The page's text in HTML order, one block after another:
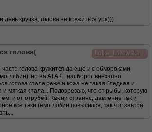
день круиза, голова не кружиться ура)))
Lolka_Lozowska
голова(
голова кружится да еще и с обмороками
но на АТАКЕ наоборот внезапно
голова стала реже и кожа не такая бледная и
и мягкая стала... Подозреваю, что от рыбы, которую
и от отрубей. Как ни странно, давление так и
все таки гемоглобин повысился, так что завтра